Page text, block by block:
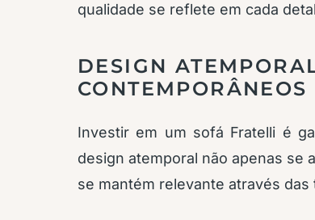
qualidade se reflete em cada
DESIGN
CONTEMPORÂNEOS
Investir em um sofá Fratelli é
design atemporal não apenas se
se mantém relevante através